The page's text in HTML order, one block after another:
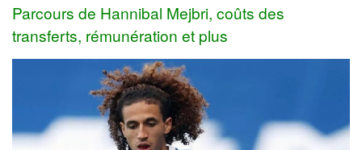
Parcours de Hannibal Mejbri, coûts des
transferts, rémunération et plus